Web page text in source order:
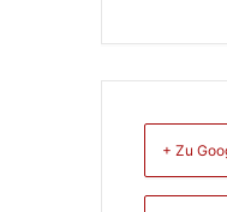
+ Zu